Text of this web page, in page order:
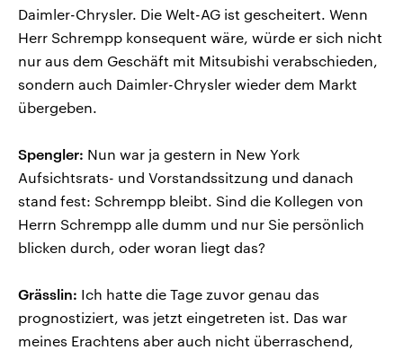
Daimler-Chrysler. Die Welt-AG ist gescheitert. Wenn
Herr Schrempp konsequent wäre, würde er sich nicht
nur aus dem Geschäft mit Mitsubishi verabschieden,
sondern auch Daimler-Chrysler wieder dem Markt
übergeben.
Spengler: Nun war ja gestern in New York
Aufsichtsrats- und Vorstandssitzung und danach
stand fest: Schrempp bleibt. Sind die Kollegen von
Herrn Schrempp alle dumm und nur Sie persönlich
blicken durch, oder woran liegt das?
Grässlin: Ich hatte die Tage zuvor genau das
prognostiziert, was jetzt eingetreten ist. Das war
meines Erachtens aber auch nicht überraschend,